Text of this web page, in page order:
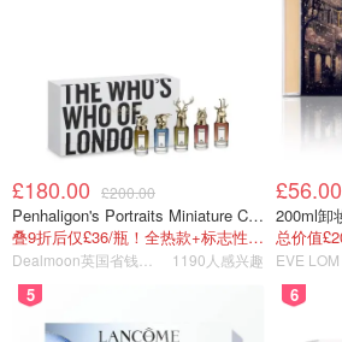
从品牌创立之初开始，SABON 就致
的海
搜集的草本原料，还有来自 世界各
油及其他植物花朵采集来的精油。
£180.00 £200.00
Penhaligon's Portraits Miniature Collection 香氛套装 5瓶装
叠9折后仅£36/瓶！全热款+标志性兽首头
1190人感兴趣
£56.00
总价值
EVE LOM
5 6